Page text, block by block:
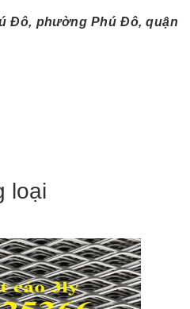
Đô, phường Phú Đô, quận
loại